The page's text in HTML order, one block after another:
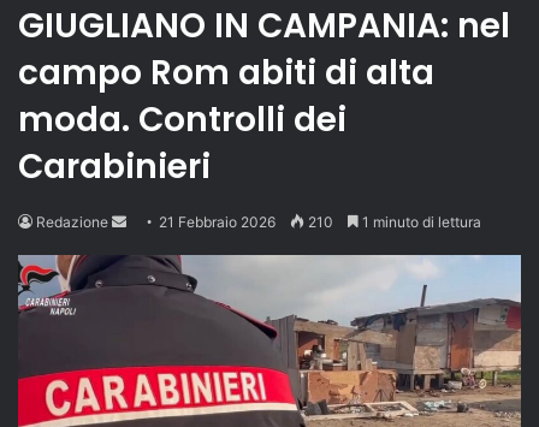
GIUGLIANO IN CAMPANIA: nel
campo Rom abiti di alta
moda. Controlli dei
Carabinieri
Redazione
Send
email
21 Febbraio 2026 210 1 minuto di lettura